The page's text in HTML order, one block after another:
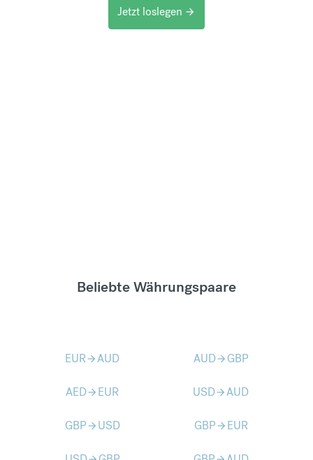
Jetzt loslegen arrow_forward
Beliebte Währungspaare
EURarrow_forwardAUD AUDarrow_forward GBP
AEDarrow_forward EUR USDarrow_forwardAUD
GBParrow_forward USD GBParrow_forward EUR